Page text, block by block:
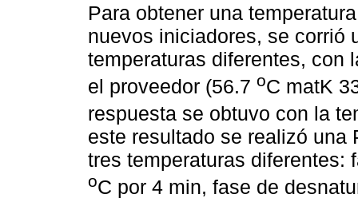
Para obtener una
nuevos iniciadores, se corrió
temperaturas diferentes, con
el proveedor (56.7 oC matK
respuesta se obtuvo con la
este resultado se realizó una
tres temperaturas diferentes:
oC por 4 min, fase de